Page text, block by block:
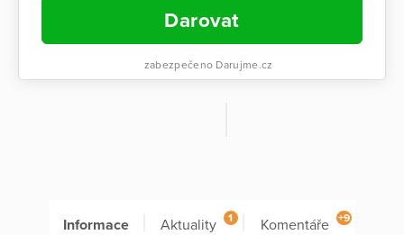
Darovat
zabezpečeno Darujme.cz
Informace Aktuality 1 Komentáře +9